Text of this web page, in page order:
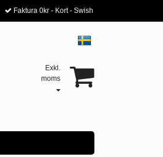
Faktura 0kr - Kort - Swish
Exkl.
moms